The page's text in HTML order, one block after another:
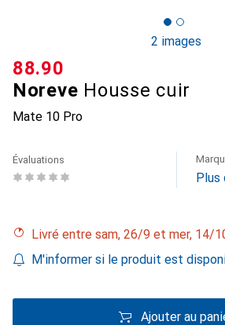
2 images
Noreve Housse cuir
Mate 10 Pro
CHF
88.90
Évaluations
Plus
Livré entre sam, 26/9 et mer, 14/
M'informer si le produit est
Ajouter au